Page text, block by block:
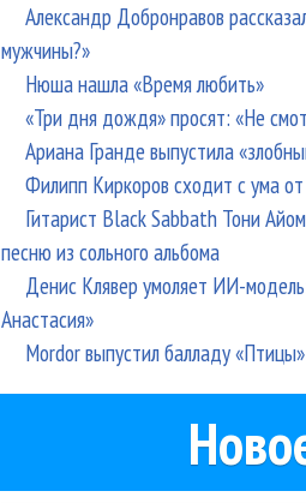
Александр Добронравов
мужчины?»
Нюша нашла «Время любить»
«Три дня дождя» просят: «Не
Ариана Гранде выпустила
Филипп Киркоров сходит с ума
Гитарист Black Sabbath Тони
песню из сольного альбома
Денис Клявер умоляет ИИ-
Анастасия»
Mordor выпустил балладу